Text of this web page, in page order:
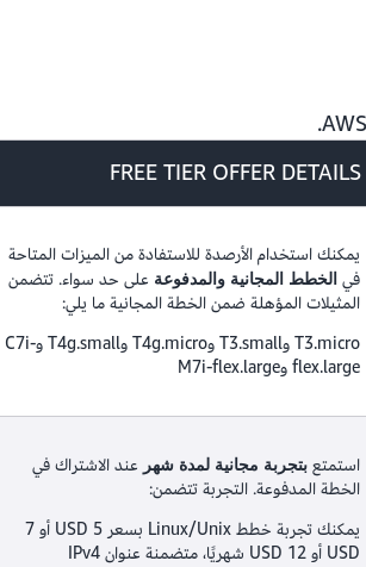
FREE TIER OFFER DETAILS
يمكنك استخدام الأرصدة للاستفادة من الميزات المتاحة
في الخطط المجانية والمدفوعة على حد سواء. تتضمن
المثيلات المؤهلة ضمن الخطة المجانية ما يلي:
T3.micro وT3.small وT4g.micro وT4g.small وC7i-
flex.large وM7i-flex.large
استمتع بتجربة مجانية لمدة شهر عند الاشتراك في
الخطة المدفوعة. التجربة تتضمن:
يمكنك تجربة خطط Linux/Unix بسعر 5 USD أو 7
USD أو 12 USD شهريًا، متضمنة عنوان IPv4